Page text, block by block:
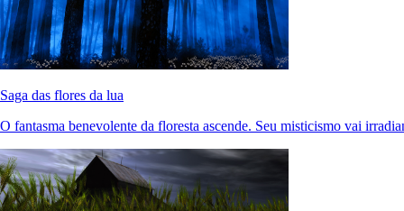
Saga das flores da lua
O fantasma benevolente da floresta ascende. Seu misticismo vai